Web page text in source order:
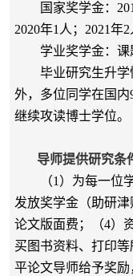
国家奖学金：
2020年1人；2021年
学业奖学金：课
毕业研究生升
外，多位同学在国
继续攻读博士学位。
导师提供研究条
（1）为每一位
发放奖学金（助研
论文版面费；（4）
买图书资料、打印
平论文导师给予奖